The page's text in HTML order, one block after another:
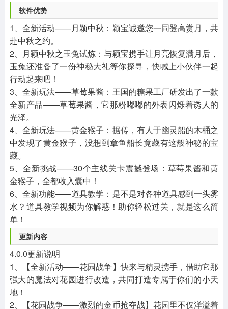
软件优势
1、全新活动——月颖中秋：颖宝诚邀您一同登高赏月，共
赴中秋之约。
2、月颖中秋之玉兔试炼：与颖宝携手让月亮恢复满月后，
玉兔还准备了一份神秘大礼等你探寻，快喊上小伙伴一起
行动起来吧！
3、全新玩法——草莓果酱：王国的糖果工厂研发出了一款
全新产品——草莓果酱，它那粉嘟嘟的外表闪烁着诱人的
光泽。
4、全新玩法——黄金猴子：据传，有人于幽灵船的木桶之
中发现了黄金猴子，没想到章鱼船长竟藏有这般神秘的宝
藏。
5、全新挑战——30个主线关卡震撼登场：草莓果酱和黄
金猴子，全都收入囊中！
6、全新功能——道具教学：是不是对各种道具感到一头雾
水？道具教学视频为你解惑！助你轻松过关，就是这么简
单！
更新内容
4.0.0更新说明
1、【全新活动——花园战争】快来与精灵携手，借助它那
强大的魔法对花园进行改造，共同打造专属于你们的小天
地！
2、【花园战争——激烈的金币抢夺战】花园里不仅洋溢着